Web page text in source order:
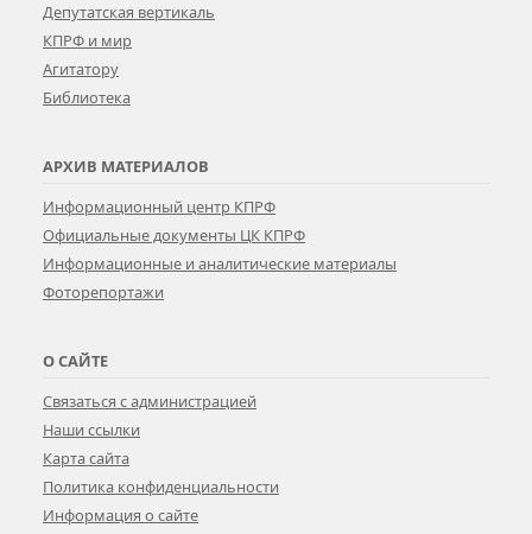
Депутатская вертикаль
КПРФ и мир
Агитатору
Библиотека
АРХИВ МАТЕРИАЛОВ
Информационный центр КПРФ
Официальные документы ЦК КПРФ
Информационные и аналитические материалы
Фоторепортажи
О САЙТЕ
Связаться с администрацией
Наши ссылки
Карта сайта
Политика конфиденциальности
Информация о сайте